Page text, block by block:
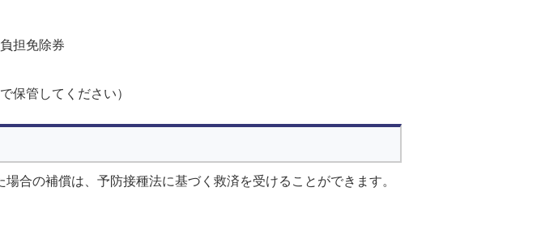
担免除券
保管してください）
合の補償は、予防接種法に基づく救済を受けることができます。